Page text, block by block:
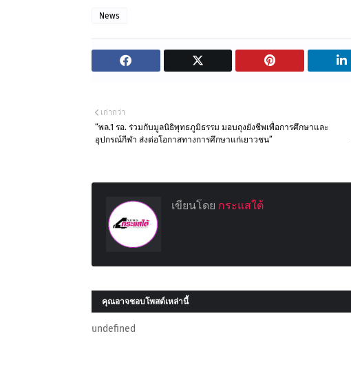
News
เก่ากว่า
“พล.1 รอ. ร่วมกับมูลนิธิพุทธภูมิธรรม มอบถุงยังชีพเพื่อการศึกษาและ
อุปกรณ์กีฬา ส่งต่อโอกาสทางการศึกษาแก่เยาวชน”
เขียนโดย กระแสใต้
คุณอาจชอบโพสต์เหล่านี้
undefined